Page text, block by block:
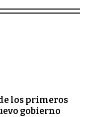
los primeros
gobierno